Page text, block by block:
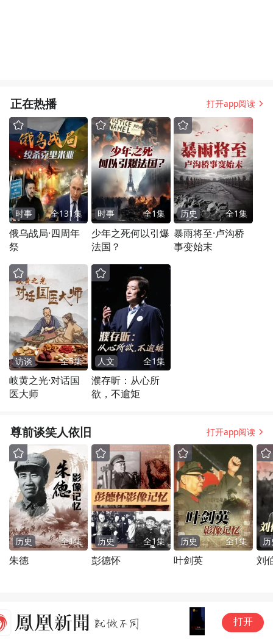
正在热播 打开app阅读
时事 全131集
俄乌战局·四周年
祭
时事 全1集
少年之死何以引爆
法国？
历史 全1集
暴雨将至·卢沟桥
事变始末
访谈 全5集
岐黄之光·对话国
医大师
人文 全1集
濮存昕：从心所
欲，不逾矩
尊前谈笑人依旧 打开app阅读
历史 全1集
朱德
历史 全1集
彭德怀
历史 全1集
叶剑英 刘
历经颠沛逃到上海，黄宾虹褪去
革命热忱，重新做回“文人雅士”
打开